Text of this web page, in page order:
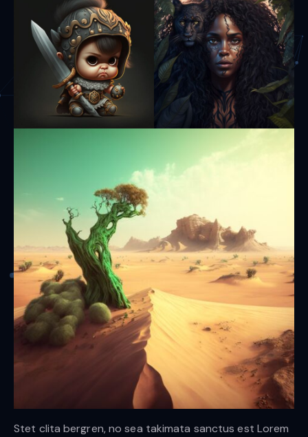
Stet clita bergren, no sea takimata sanctus est Lorem